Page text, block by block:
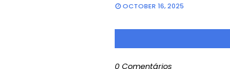
OCTOBER 16, 2025
0 Comentários